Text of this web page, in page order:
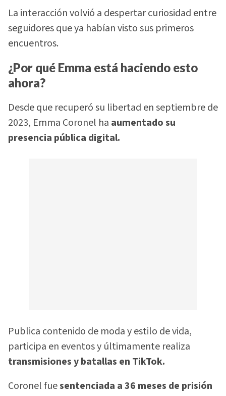
La interacción volvió a despertar curiosidad entre
seguidores que ya habían visto sus primeros
encuentros.
¿Por qué Emma está haciendo esto
ahora?
Desde que recuperó su libertad en septiembre de
2023, Emma Coronel ha aumentado su
presencia pública digital.
Publica contenido de moda y estilo de vida,
participa en eventos y últimamente realiza
transmisiones y batallas en TikTok.
Coronel fuesentenciada a 36 meses de prisión